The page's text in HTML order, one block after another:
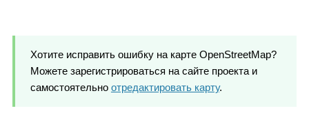
Хотите исправить ошибку на карте OpenStreetMap?
Можете зарегистрироваться на сайте проекта и
самостоятельно отредактировать карту.